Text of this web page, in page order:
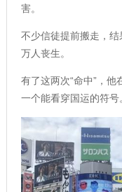
害。
不少信徒提前搬走，
万人丧生。
有了这两次“命中”，
一个能看穿国运的符号